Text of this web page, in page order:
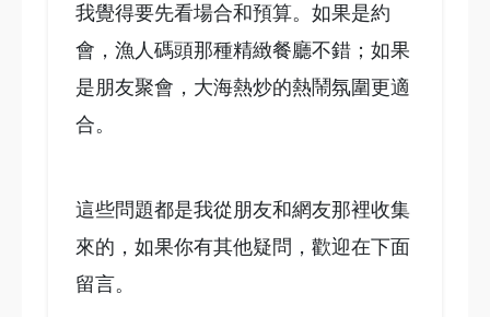
我覺得要先看場合和預算。如果是約
會，漁人碼頭那種精緻餐廳不錯；如果
是朋友聚會，大海熱炒的熱鬧氛圍更適
合。
這些問題都是我從朋友和網友那裡收集
來的，如果你有其他疑問，歡迎在下面
留言。